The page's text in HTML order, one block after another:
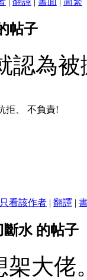
帖子
認為
拒、 不負責!
只看該作者 | 翻譯 |
斷水 的帖子
架大佬